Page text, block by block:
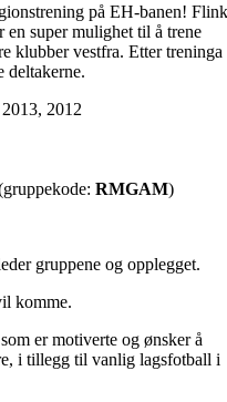
på EH-banen!
super mulighet til å trene
klubber vestfra. Etter treninga
deltakerne.
2012
RMGAM)
gruppene og opplegget.
komme.
er motiverte og ønsker å
i tillegg til vanlig lagsfotball i